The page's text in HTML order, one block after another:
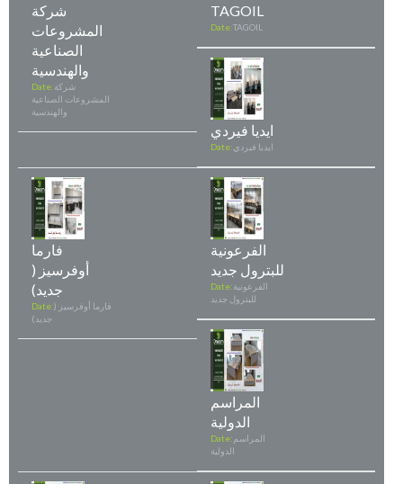
شركة
المشروعات
الصناعية
والهندسية
Date:شركة
المشروعات الصناعية
والهندسية
TAGOIL
Date:TAGOIL
ايديا فيردي
Date:ايديا فيردي
فارما
أوفرسيز (
جديد)
Date:فارما أوفرسيز (
جديد)
الفرعونية
للبترول جديد
Date:الفرعونية
للبترول جديد
المراسم
الدولية
Date: المراسم
الدولية